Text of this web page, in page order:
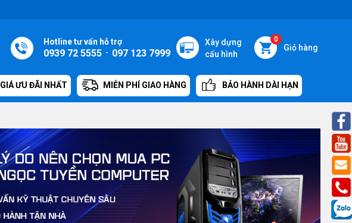
0
Giỏ hàng
Xây dựng
cấu hình
Hotline tư vấn hỗ trợ
0939 72 5555 - 097 123 7999
GIÁ ƯU ĐÃI NHẤT MIỄN PHÍ GIAO HÀNG BẢO HÀNH DÀI HẠN